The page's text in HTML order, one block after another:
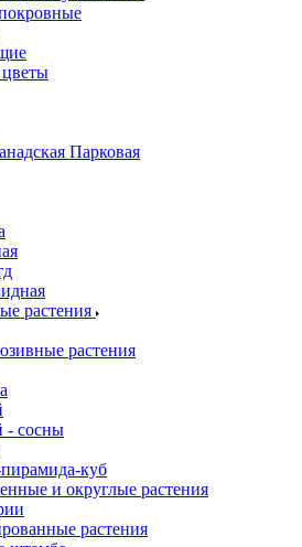
Парковая
растения
растения
- сосны
куб
и округлые растения
растения